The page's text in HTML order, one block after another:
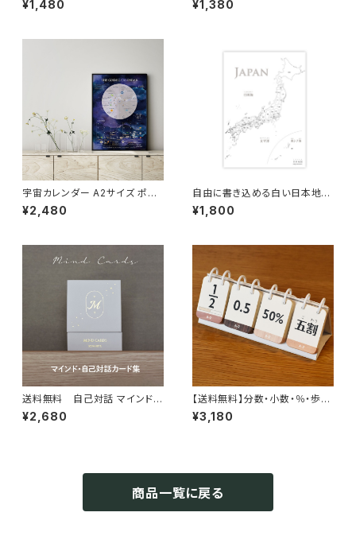
ター
¥1,480
― A3サイズ ポスター 小学 受
¥1,380
宇宙カレンダー A2サイズ ポス
ター カール セーガン The C
osmic Calender 地球 お
¥2,480
自由に書き込める白い日本地図
ポスター A2サイズ 2枚セット
¥1,800
送料無料 自己対話 マインドカ
ード 45枚カード 自己啓発 min
d card インテリア 北欧 おしゃ
¥2,680
【送料無料】分数・小数・％・歩合
が一目でわかる知育カード♪ 算
数 数学 卓上 万年使える 1年 イ
¥3,180
商品一覧に戻る